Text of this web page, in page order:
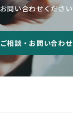
お問い合わせください
ご相談・お問い合わせ